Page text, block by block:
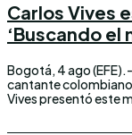
Carlos Vives
‘Buscando el
Bogotá, 4 ago (EFE).-
cantante
Vives presentó este
videoclip oficial de